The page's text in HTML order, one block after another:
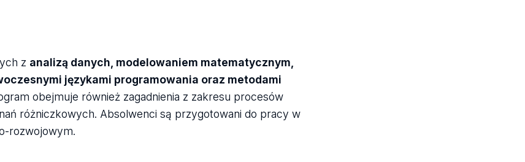
z analizą danych, modelowaniem matematycznym,
językami programowania oraz metodami
obejmuje również zagadnienia z zakresu procesów
różniczkowych. Absolwenci są przygotowani do pracy w
rozwojowym.